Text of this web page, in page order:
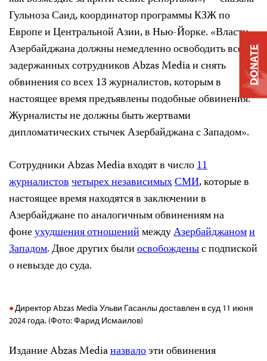
Гульноза Саид, координатор программы КЗЖ по
Европе и Центральной Азии, в Нью-Йорке. «Власти
Азербайджана должны немедленно освободить всех
задержанных сотрудников Abzas Media и снять
обвинения со всех 13 журналистов, которым в
настоящее время предъявлены подобные обвинения.
Журналисты не должны быть жертвами
дипломатических стычек Азербайджана с Западом».
Сотрудники Abzas Media входят в число11
журналистовчетырех независимыхСМИ, которые в
настоящее время находятся в заключении в
Азербайджане по аналогичным обвинениям на
фонеухудшения отношениймеждуАзербайджаноми
Западом. Двое других былиосвобожденыс подпиской
о невызде до суда.
Директор Abzas Media Ульви Гасанлы доставлен в суд 11 июня
2024 года. (Фото: Фарид Исмаилов)
Издание Abzas Mediaназвалоэти обвинения
DONATE